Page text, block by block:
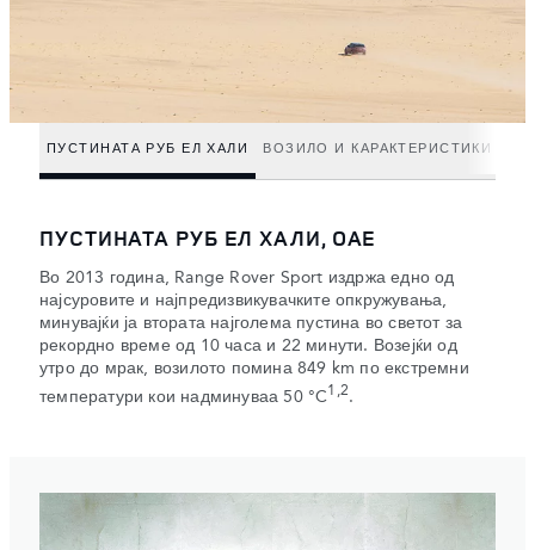
ПУСТИНАТА РУБ ЕЛ ХАЛИ ВОЗИЛО И КАРАКТЕРИСТИКИ
ПУСТИНАТА РУБ ЕЛ ХАЛИ, ОАЕ
Во 2013 година, Range Rover Sport издржа едно од
најсуровите и најпредизвикувачките опкружувања,
минувајќи ја втората најголема пустина во светот за
рекордно време од 10 часа и 22 минути. Возејќи од
утро до мрак, возилото помина 849 km по екстремни
температури кои надминуваа 50 °C1,2.